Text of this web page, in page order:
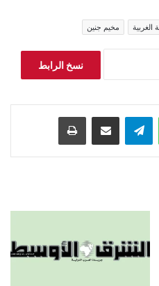
الغربية مخيم جنين
نسخ الرابط
واتساب تيلقرام مشاركة عبر البريد طباعة